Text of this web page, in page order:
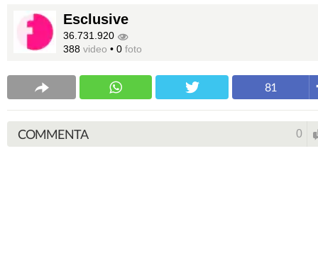
Esclusive
36.731.920
388 video • 0 foto
81
COMMENTA 0